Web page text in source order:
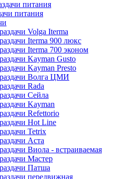
питания
Volga Iterma
Iterma 900 люкс
Iterma 700 эконом
Kayman Gusto
Kayman Presto
Волга ЦМИ
Rada
Сейла
Kayman
Refettorio
Hot Line
Tetrix
Аста
Виола - встраиваемая
Мастер
Патша
передвижная